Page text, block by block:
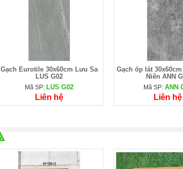
Gạch Eurotile 30x60cm Lưu Sa
LUS G02
Mã SP: LUS G02
Liên hệ
Gạch ốp lát
Niên ANN
Mã SP: ANN
Liên hệ